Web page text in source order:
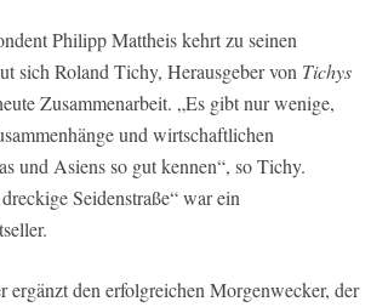
Philipp Mattheis kehrt zu seinen
sich Roland Tichy, Herausgeber von Tichys
Zusammenarbeit. „Es gibt nur wenige,
und wirtschaftlichen
und Asiens so gut kennen“, so Tichy.
Seidenstraße“ war ein
ergänzt den erfolgreichen Morgenwecker, der